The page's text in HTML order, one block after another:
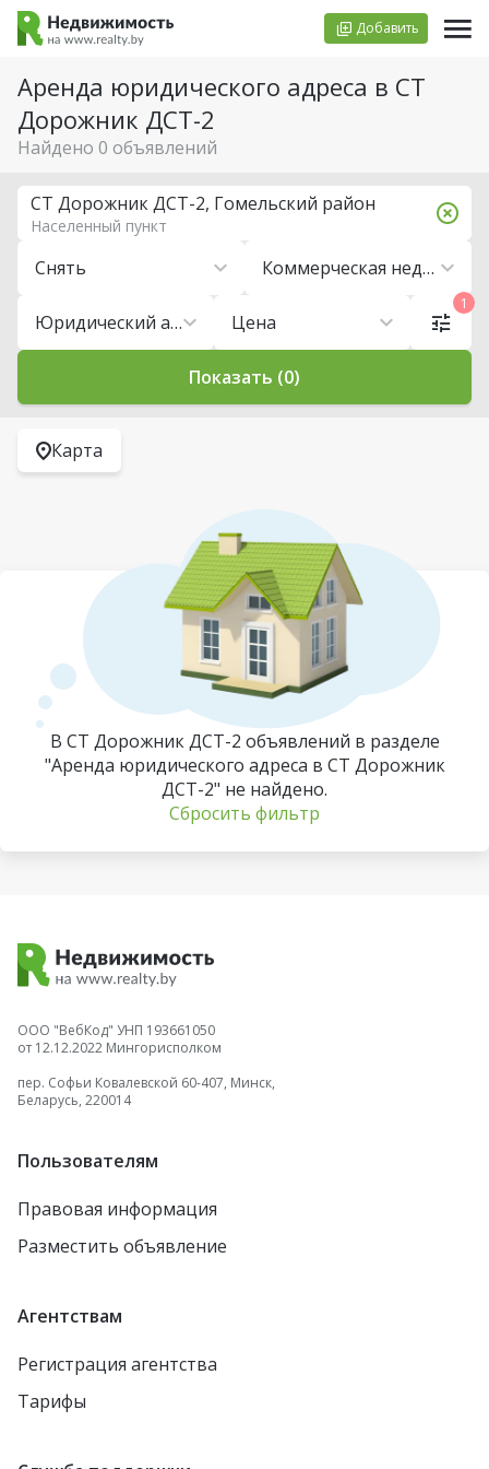
Добавить
Аренда юридического адреса в СТ
Дорожник ДСТ-2
Найдено 0 объявлений
Снять Коммерческая недвижимость
Юридический адрес Цена
СТ Дорожник ДСТ-2, Гомельский район
Населенный пункт
1
Показать (0)
Карта
В СТ Дорожник ДСТ-2 объявлений в разделе
"Аренда юридического адреса в СТ Дорожник
ДСТ-2" не найдено.
Сбросить фильтр
ООО "ВебКод" УНП 193661050
от 12.12.2022 Мингорисполком
пер. Софьи Ковалевской 60-407, Минск,
Беларусь, 220014
Пользователям
Правовая информация
Разместить объявление
Агентствам
Регистрация агентства
Тарифы